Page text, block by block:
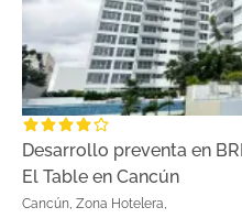
Desarrollo preventa en
El Table en Cancún
Cancún, Zona Hotelera,